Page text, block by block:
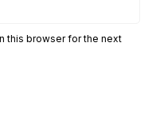
this browser for the next